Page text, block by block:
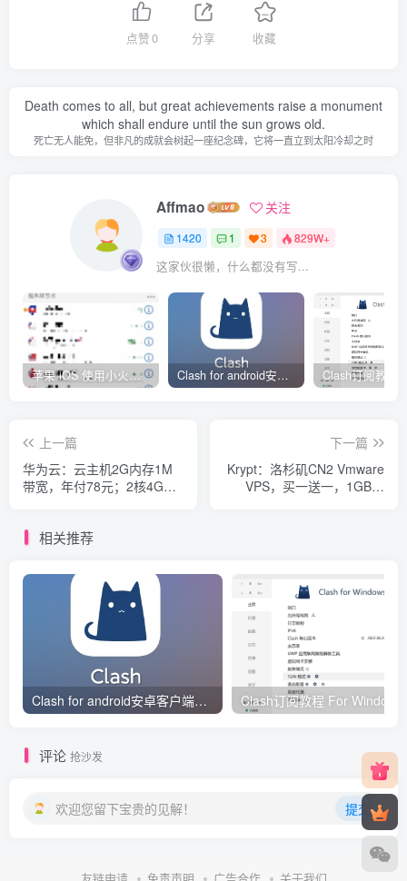
点赞0 分享 收藏
Death comes to all, but great achievements raise a monument
which shall endure until the sun grows old.
死亡无人能免，但非凡的成就会树起一座纪念碑，它将一直立到太阳冷却之时
Affmao 关注
1420 1 3 829W+
这家伙很懒，什么都没有写...
苹果 iOS 使用小火箭(shadowrocket)新手教程 Clash for android安卓客户端保姆级新手使用教程
上一篇
华为云：云主机2G内存1M
带宽，年付78元；2核4G内
下一篇
Krypt：洛杉矶CN2 Vmware
VPS，买一送一，1GB内
相关推荐
Clash for android安卓客户端保姆级新手使用教程
评论 抢沙发
欢迎您留下宝贵的见解！ 提交